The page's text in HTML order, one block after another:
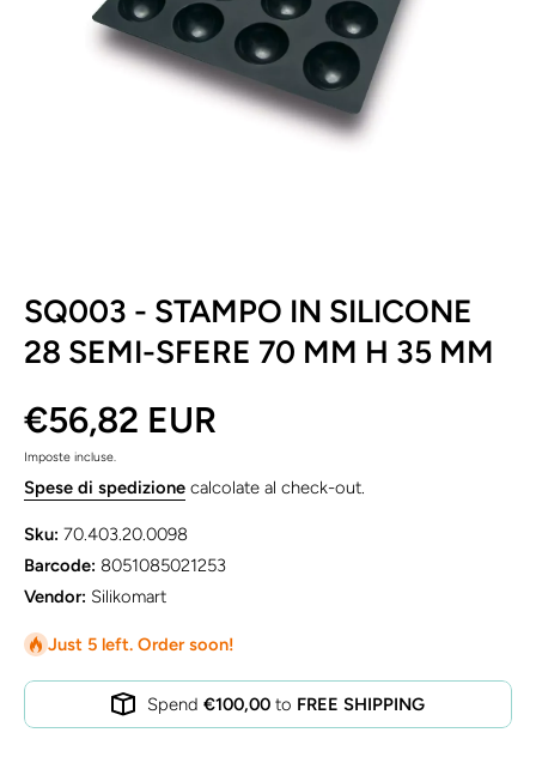
SQ003 - STAMPO IN SILICONE
28 SEMI-SFERE 70 MM H 35 MM
€56,82 EUR
Imposte incluse.
Spese di spedizione calcolate al check-out.
Sku: 70.403.20.0098
Barcode: 8051085021253
Vendor: Silikomart
Just 5 left. Order soon!
Spend €100,00 to FREE SHIPPING